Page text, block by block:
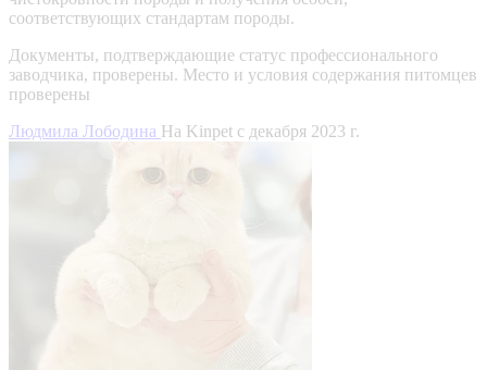
соответствующих стандартам породы.
Документы, подтверждающие статус профессионального
заводчика, проверены. Место и условия содержания питомцев
проверены
Людмила Лободина На Kinpet c декабря 2023 г.